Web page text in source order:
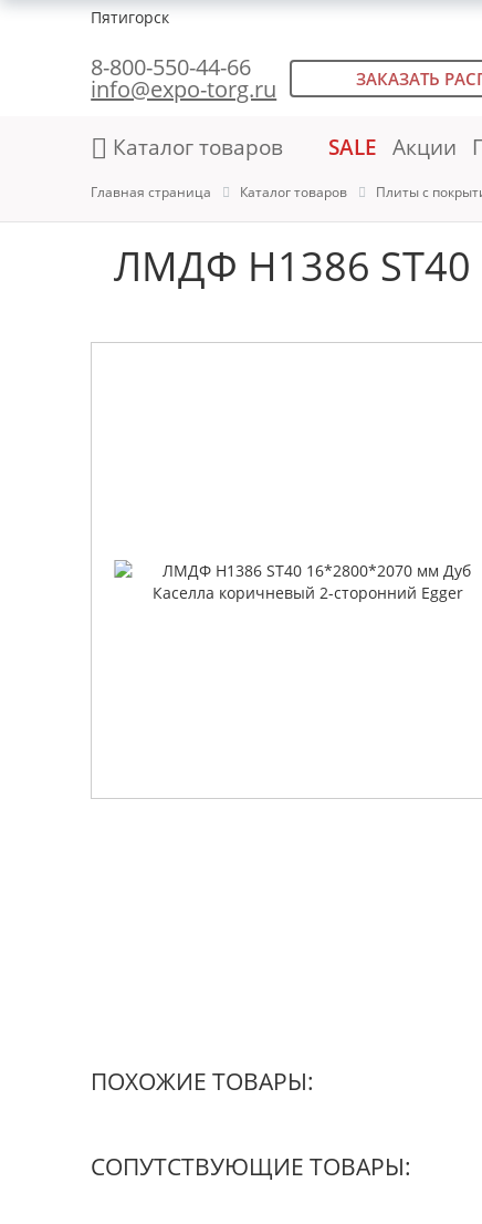
Пятигорск
8-800-550-44-66
info@expo-torg.ru ЗАКАЗАТЬ
Каталог товаров SALE Акции
Главная страница Каталог товаров Плиты с
ЛМДФ H1386 ST40
ПОХОЖИЕ ТОВАРЫ:
СОПУТСТВУЮЩИЕ ТОВАРЫ: